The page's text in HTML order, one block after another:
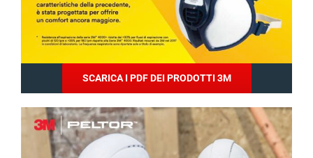
SCARICA I PDF DEI PRODOTTI 3M